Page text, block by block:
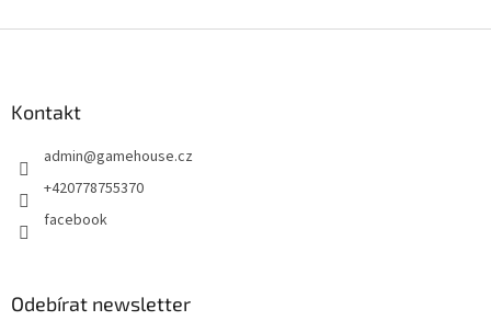
Kontakt
admin@gamehouse.cz
+420778755370
facebook
Odebírat newsletter